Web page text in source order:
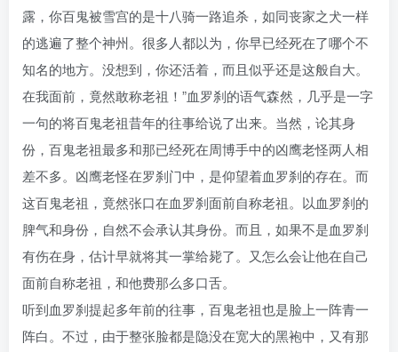
露，你百鬼被雪宫的是十八骑一路追杀，如同丧家之犬一样
的逃遍了整个神州。很多人都以为，你早已经死在了哪个不
知名的地方。没想到，你还活着，而且似乎还是这般自大。
在我面前，竟然敢称老祖！”血罗刹的语气森然，几乎是一字
一句的将百鬼老祖昔年的往事给说了出来。当然，论其身
份，百鬼老祖最多和那已经死在周博手中的凶鹰老怪两人相
差不多。凶鹰老怪在罗刹门中，是仰望着血罗刹的存在。而
这百鬼老祖，竟然张口在血罗刹面前自称老祖。以血罗刹的
脾气和身份，自然不会承认其身份。而且，如果不是血罗刹
有伤在身，估计早就将其一掌给毙了。又怎么会让他在自己
面前自称老祖，和他费那么多口舌。
听到血罗刹提起多年前的往事，百鬼老祖也是脸上一阵青一
阵白。不过，由于整张脸都是隐没在宽大的黑袍中，又有那